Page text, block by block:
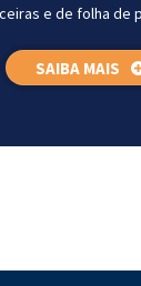
e de folha de
SAIBA MAIS